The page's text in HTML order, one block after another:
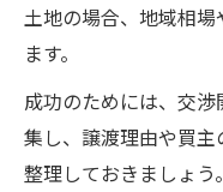
土地の場合、地域相
ます。
成功のためには、交
集し、譲渡理由や買
整理しておきましょ